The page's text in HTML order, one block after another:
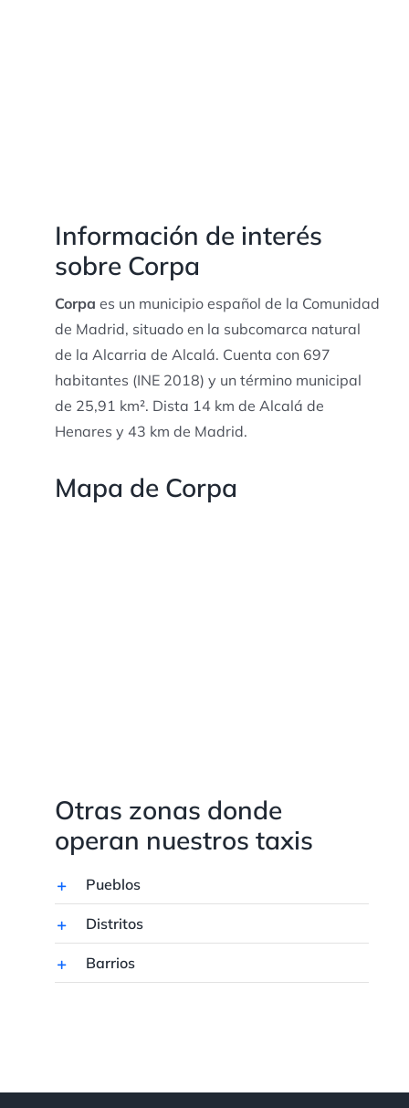
Información de interés
sobre Corpa
Corpa es un municipio español de la Comunidad
de Madrid, situado en la subcomarca natural
de la Alcarria de Alcalá. Cuenta con 697
habitantes (INE 2018) y un término municipal
de 25,91 km². Dista 14 km de Alcalá de
Henares y 43 km de Madrid.
Mapa de Corpa
Otras zonas donde
operan nuestros taxis
Pueblos
Distritos
Barrios